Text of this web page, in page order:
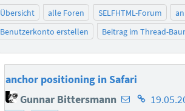
Übersicht alle Foren SELFHTML-Forum
Benutzerkonto erstellen
Beitrag im Thread-
anchor positioning in Safari
Gunnar Bittersmann E-
Homepage